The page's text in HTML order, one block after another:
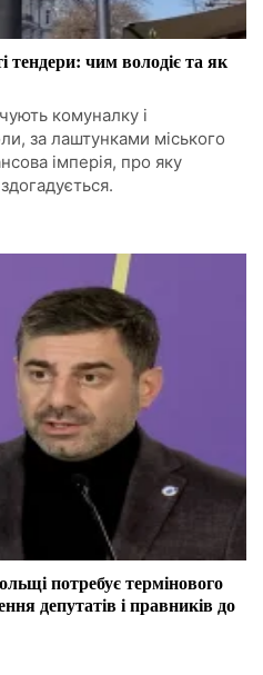
тендери: чим володіє та як
комуналку і
за лаштунками міського
імперія, про яку
потребує термінового
депутатів і правників до